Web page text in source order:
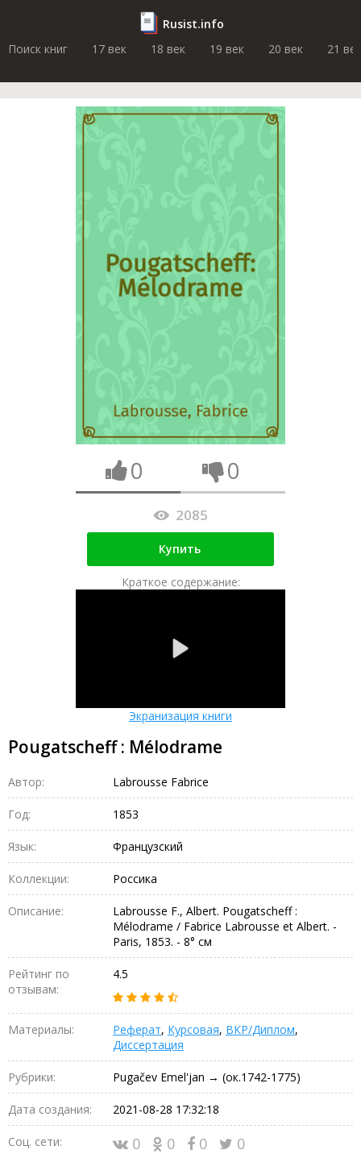
Rusist.info
Поиск книг
17 век 18 век 19 век 20 век 21 век
0 0
2085
Купить
Краткое содержание:
Экранизация книги
Pougatscheff : Mélodrame
Автор: Labrousse Fabrice
Год: 1853
Язык: Французский
Коллекции: Россика
Описание:
Labrousse F., Albert. Pougatscheff :
Mélodrame / Fabrice Labrousse et Albert. -
Paris, 1853. - 8° см
Рейтинг по
отзывам:
4.5
Материалы: Реферат, Курсовая, ВКР/Диплом,
Диссертация
Рубрики: Pugačev Emel'jan → (ок.1742-1775)
Дата создания: 2021-08-28 17:32:18
Соц. сети: 0 0 0 0